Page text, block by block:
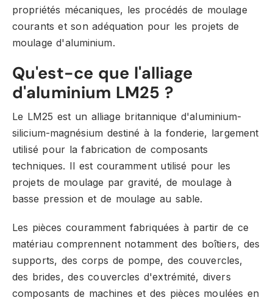
propriétés mécaniques, les procédés de moulage
courants et son adéquation pour les projets de
moulage d'aluminium.
Qu'est-ce que l'alliage
d'aluminium LM25 ?
Le LM25 est un alliage britannique d'aluminium-
silicium-magnésium destiné à la fonderie, largement
utilisé pour la fabrication de composants
techniques. Il est couramment utilisé pour les
projets de moulage par gravité, de moulage à
basse pression et de moulage au sable.
Les pièces couramment fabriquées à partir de ce
matériau comprennent notamment des boîtiers, des
supports, des corps de pompe, des couvercles,
des brides, des couvercles d'extrémité, divers
composants de machines et des pièces moulées en